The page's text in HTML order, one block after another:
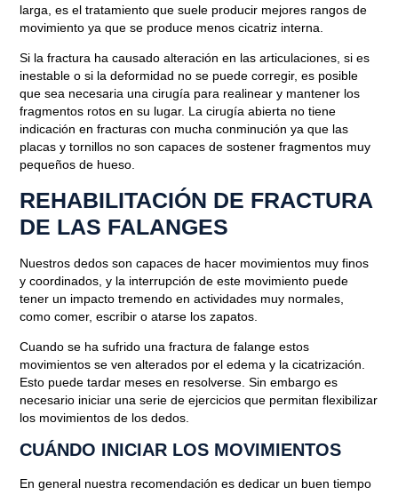
larga, es el tratamiento que suele producir mejores rangos de
movimiento ya que se produce menos cicatriz interna.
Si la fractura ha causadoalteración en las articulaciones, si es
inestable o si la deformidad no se puede corregir, es posible
que sea necesaria una cirugía para realinear y mantener los
fragmentos rotos en su lugar. La cirugía abierta no tiene
indicación en fracturas con mucha conminución ya que las
placas y tornillos no son capaces de sostener fragmentos muy
pequeños de hueso.
REHABILITACIÓN DE FRACTURA
DE LAS FALANGES
Nuestros dedos son capaces de hacer movimientos muy finos
y coordinados, y la interrupción de este movimiento puede
tener un impacto tremendo en actividades muy normales,
como comer, escribir o atarse los zapatos.
Cuando se ha sufrido una fractura de falange estos
movimientos se ven alterados por el edema y la cicatrización.
Esto puede tardar meses en resolverse. Sin embargo es
necesario iniciar una serie de ejercicios que permitan flexibilizar
los movimientos de los dedos.
CUÁNDO INICIAR LOS MOVIMIENTOS
En general nuestra recomendación es dedicar un buen tiempo